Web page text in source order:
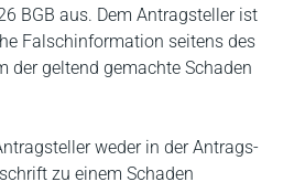
BGB aus. Dem Antragsteller ist
Falschinformation seitens des
der geltend gemachte Schaden
weder in der Antrags-
zu einem Schaden